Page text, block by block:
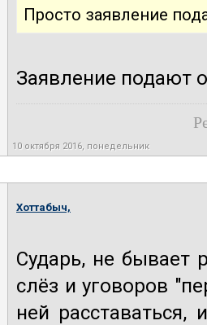
Просто заявление
Заявление подают
10 октября 2016, понедельник
Хоттабыч,
Сударь, не бывает
слёз и уговоров
ней